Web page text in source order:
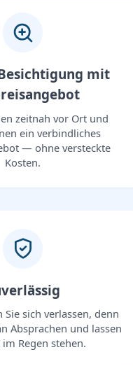
mit
zeitnah vor Ort und
ein verbindliches
— ohne versteckte
Kosten.
sich verlassen, denn
Absprachen und lassen
Regen stehen.